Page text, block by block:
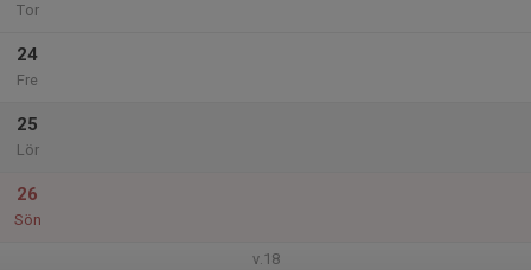
Tor
24
Fre
25
Lör
26
Sön
v.18